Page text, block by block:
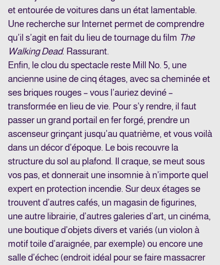
et entourée de voitures dans un état lamentable.
Une recherche sur Internet permet de comprendre
qu’il s’agit en fait du lieu de tournage du film The
Walking Dead. Rassurant.
Enfin, le clou du spectacle reste Mill No. 5, une
ancienne usine de cinq étages, avec sa cheminée et
ses briques rouges – vous l’auriez deviné –
transformée en lieu de vie. Pour s’y rendre, il faut
passer un grand portail en fer forgé, prendre un
ascenseur grinçant jusqu’au quatrième, et vous voilà
dans un décor d’époque. Le bois recouvre la
structure du sol au plafond. Il craque, se meut sous
vos pas, et donnerait une insomnie à n’importe quel
expert en protection incendie. Sur deux étages se
trouvent d’autres cafés, un magasin de figurines,
une autre librairie, d’autres galeries d’art, un cinéma,
une boutique d’objets divers et variés (un violon à
motif toile d’araignée, par exemple) ou encore une
salle d’échec (endroit idéal pour se faire massacrer